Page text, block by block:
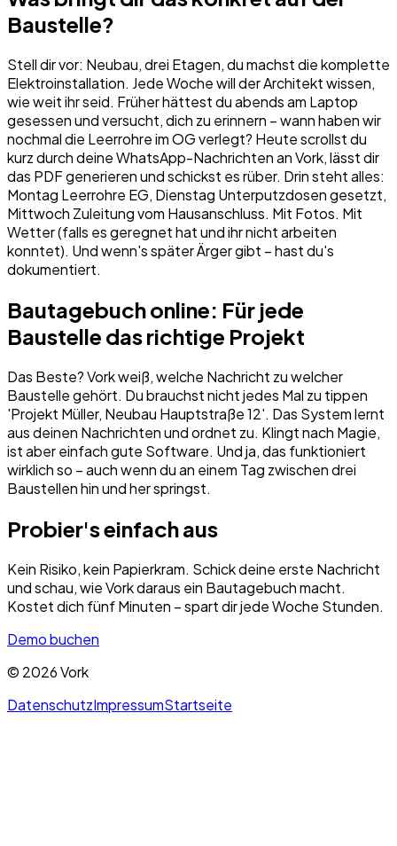
Baustelle?
Stell dir vor: Neubau, drei Etagen, du machst die komplette
Elektroinstallation. Jede Woche will der Architekt wissen,
wie weit ihr seid. Früher hättest du abends am Laptop
gesessen und versucht, dich zu erinnern – wann haben wir
nochmal die Leerrohre im OG verlegt? Heute scrollst du
kurz durch deine WhatsApp-Nachrichten an Vork, lässt dir
das PDF generieren und schickst es rüber. Drin steht alles:
Montag Leerrohre EG, Dienstag Unterputzdosen gesetzt,
Mittwoch Zuleitung vom Hausanschluss. Mit Fotos. Mit
Wetter (falls es geregnet hat und ihr nicht arbeiten
konntet). Und wenn's später Ärger gibt – hast du's
dokumentiert.
Bautagebuch online: Für jede
Baustelle das richtige Projekt
Das Beste? Vork weiß, welche Nachricht zu welcher
Baustelle gehört. Du brauchst nicht jedes Mal zu tippen
'Projekt Müller, Neubau Hauptstraße 12'. Das System lernt
aus deinen Nachrichten und ordnet zu. Klingt nach Magie,
ist aber einfach gute Software. Und ja, das funktioniert
wirklich so – auch wenn du an einem Tag zwischen drei
Baustellen hin und her springst.
Probier's einfach aus
Kein Risiko, kein Papierkram. Schick deine erste Nachricht
und schau, wie Vork daraus ein Bautagebuch macht.
Kostet dich fünf Minuten – spart dir jede Woche Stunden.
Demo buchen
© 2026Vork
DatenschutzImpressumStartseite